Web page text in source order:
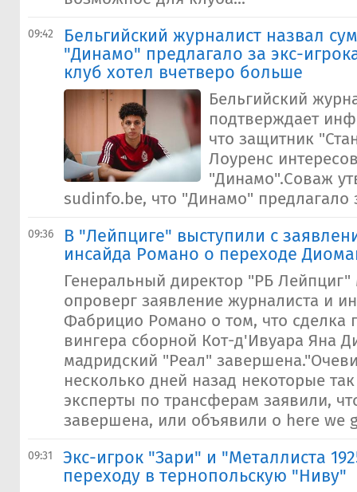
09:42
Бельгийский журналист назвал
"Динамо" предлагало за экс-
клуб хотел вчетверо больше
Бельгийский
подтверждает
что защитник
Лоуренс
"Динамо".Соваж
sudinfo.be, что "Динамо" предлагало
09:36
В "Лейпциге" выступили с
инсайда Романо о переходе
Генеральный директор "РБ
опроверг заявление журналиста и
Фабрицио Романо о том, что сделка
вингера сборной Кот-д'Ивуара Яна
мадридский "Реал"
несколько дней назад некоторые
эксперты по трансферам заявили,
завершена, или объявили о here we
09:31
Экс-игрок "Зари" и "Металлиста
переходу в тернопольскую "Ниву"